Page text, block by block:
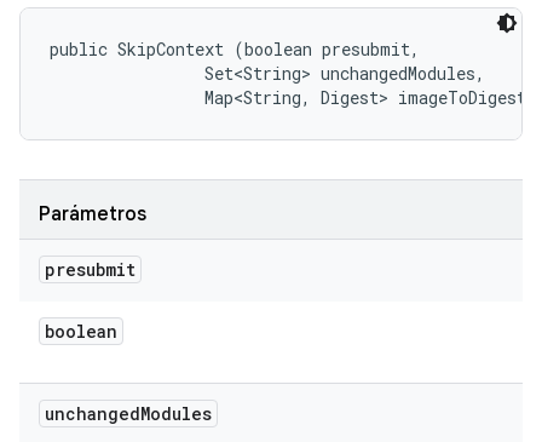
public SkipContext (boolean presubmit,
                Set<String> unchangedModules,
                Map<String, Digest> imageToDigest)
Parámetros
presubmit
boolean
unchangedModules